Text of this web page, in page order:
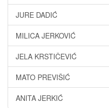
JURE DADIĆ
MILICA JERKOVIĆ
JELA KRSTIČEVIĆ
MATO PREVIŠIĆ
ANITA JERKIĆ